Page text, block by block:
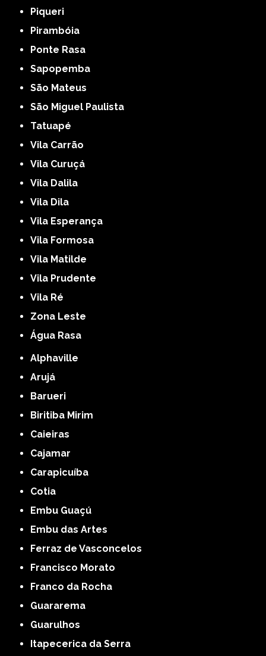
Piqueri
Pirambóia
Ponte Rasa
Sapopemba
São Mateus
São Miguel Paulista
Tatuapé
Vila Carrão
Vila Curuçá
Vila Dalila
Vila Dila
Vila Esperança
Vila Formosa
Vila Matilde
Vila Prudente
Vila Ré
Zona Leste
Água Rasa
Alphaville
Arujá
Barueri
Biritiba Mirim
Caieiras
Cajamar
Carapicuíba
Cotia
Embu Guaçú
Embu das Artes
Ferraz de Vasconcelos
Francisco Morato
Franco da Rocha
Guararema
Guarulhos
Itapecerica da Serra